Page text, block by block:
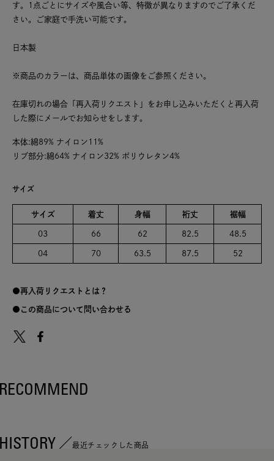
す。1点ごとにサイズや風合い等、特徴が異なりますのでご了承くだ
さい。ご家庭で手洗い可能です。
日本製
※商品のカラーは、商品単体の画像をご参照ください。
在庫切れの場合「再入荷リクエスト」をお申し込みいただくと再入荷
した際にメールでお知らせをします。
本体:綿89% ナイロン11%
リブ部分:綿64% ナイロン32% ポリウレタン4%
サイズ
サイズ 着丈 身幅 裄丈 裾幅
03 66 62 82.5 48.5
04 70 63.5 87.5 52
再入荷リクエストとは？
この商品について問い合わせる
最近チェックした商品